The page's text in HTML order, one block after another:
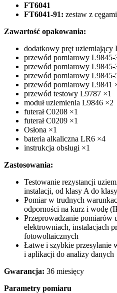
FT6041
FT6041-91: zestaw z
Zawartość opakowania:
dodatkowy pręt uziemiający
przewód pomiarowy L9845-
przewód pomiarowy L9845-
przewód pomiarowy L9845-
przewód pomiarowy L9841
przewód testowy L9787 ×1
moduł uziemienia L9846 ×2
futerał C0208 ×1
futerał C0209 ×1
Osłona ×1
bateria alkaliczna LR6 ×4
instrukcja obsługi ×1
Zastosowania:
Testowanie rezystancji
instalacji, od klasy A do
Pomiar w trudnych
odporności na kurz i wodę
Przeprowadzanie pomiarów
elektrowniach, instalacjach
fotowoltaicznych
Łatwe i szybkie
i aplikacji do analizy danych
Gwarancja: 36 miesięcy
Parametry pomiaru